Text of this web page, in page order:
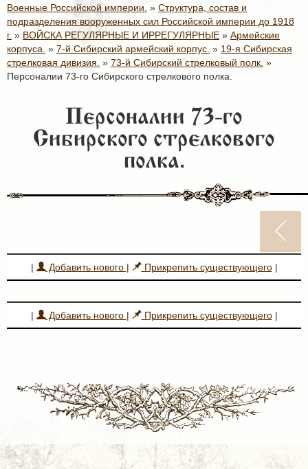
Военные Российской империи. » Структура, состав и
подразделения вооруженных сил Российской империи до 1918
г. » ВОЙСКА РЕГУЛЯРНЫЕ И ИРРЕГУЛЯРНЫЕ » Армейские
корпуса. » 7-й Сибирский армейский корпус. » 19-я Сибирская
стрелковая дивизия. » 73-й Сибирский стрелковый полк. »
Персоналии 73-го Сибирского стрелкового полка.
Персоналии 73-го
Сибирского стрелкового
полка.
| Добавить нового | Прикрепить существующего|
| Добавить нового | Прикрепить существующего|